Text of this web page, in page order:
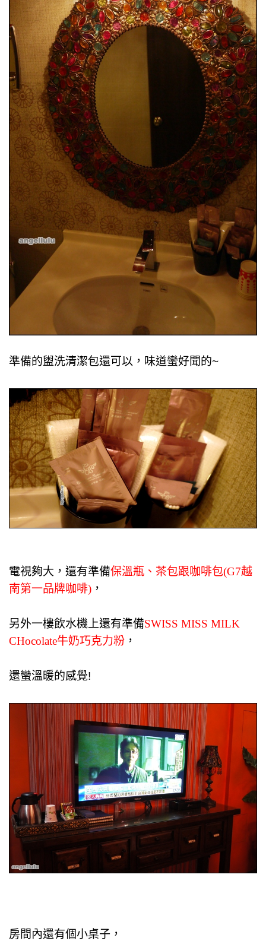
準備的盥洗清潔包還可以，味道蠻好聞的~
電視夠大，還有準備保溫瓶、茶包跟咖啡包(G7越
南第一品牌咖啡) ，
另外一樓飲水機上還有準備SWISS MISS MILK
CHocolate牛奶巧克力粉 ，
還蠻溫暖的感覺!
房間內還有個小桌子，